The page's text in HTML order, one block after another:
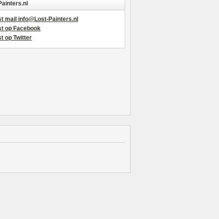
mail info@Lost-Painters.nl
op Facebook
op Twitter